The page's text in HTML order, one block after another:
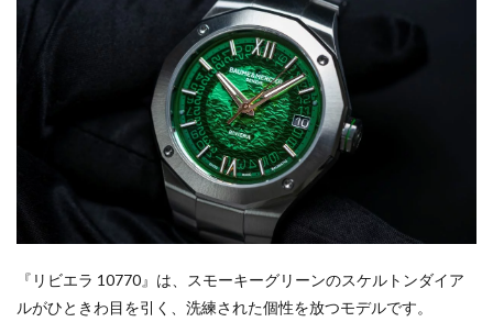
『リビエラ 10770』は、スモーキーグリーンのスケルトンダイア
ルがひときわ目を引く、洗練された個性を放つモデルです。